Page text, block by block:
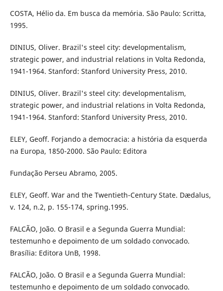
COSTA, Hélio da. Em busca da memória. São Paulo: Scritta,
1995.
DINIUS, Oliver. Brazil's steel city: developmentalism,
strategic power, and industrial relations in Volta Redonda,
1941-1964. Stanford: Stanford University Press, 2010.
DINIUS, Oliver. Brazil's steel city: developmentalism,
strategic power, and industrial relations in Volta Redonda,
1941-1964. Stanford: Stanford University Press, 2010.
ELEY, Geoff. Forjando a democracia: a história da esquerda
na Europa, 1850-2000. São Paulo: Editora
Fundação Perseu Abramo, 2005.
ELEY, Geoff. War and the Twentieth-Century State. Dædalus,
v. 124, n.2, p. 155-174, spring.1995.
FALCÃO, João. O Brasil e a Segunda Guerra Mundial:
testemunho e depoimento de um soldado convocado.
Brasília: Editora UnB, 1998.
FALCÃO, João. O Brasil e a Segunda Guerra Mundial:
testemunho e depoimento de um soldado convocado.